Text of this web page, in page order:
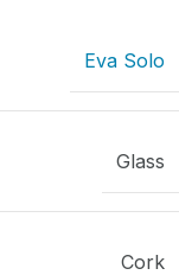
Eva Solo
Glass
Cork